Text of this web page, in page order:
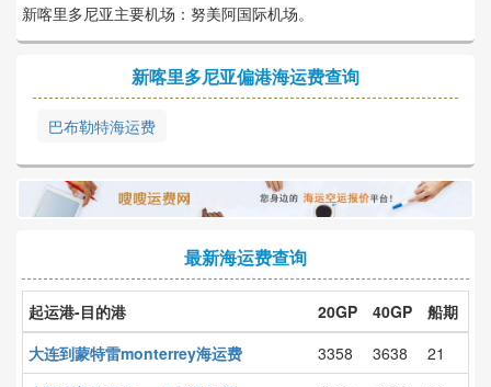
新喀里多尼亚主要机场：努美阿国际机场。
新喀里多尼亚偏港海运费查询
巴布勒特海运费
最新海运费查询
起运港-目的港 20GP 40GP
船期
大连到蒙特雷monterrey海运费
3358 3638
21